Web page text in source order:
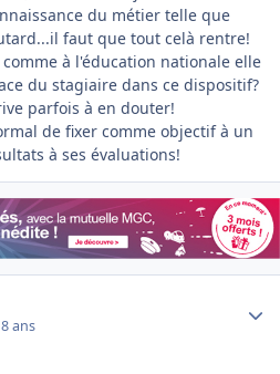
du métier telle que
faut que tout celà rentre!
à l'éducation nationale elle
du stagiaire dans ce dispositif?
parfois à en douter!
de fixer comme objectif à un
à ses évaluations!
ans